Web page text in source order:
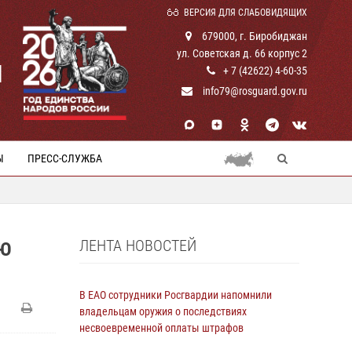
ВЕРСИЯ ДЛЯ СЛАБОВИДЯЩИХ
679000, г. Биробиджан
ул. Советская д. 66 корпус 2
+ 7 (42622) 4-60-35
info79@rosguard.gov.ru
ПРЕСС-СЛУЖБА
ЛЕНТА НОВОСТЕЙ
В ЕАО сотрудники Росгвардии напомнили
владельцам оружия о последствиях
несвоевременной оплаты штрафов